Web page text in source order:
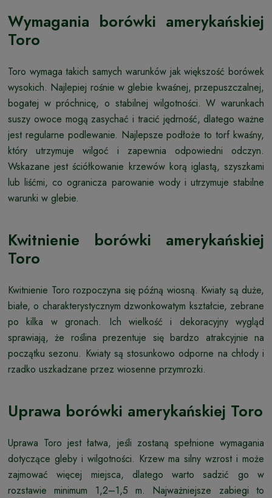
Wymagania borówki amerykańskiej
Toro
Toro wymaga takich samych warunków jak większość borówek
wysokich. Najlepiej rośnie w glebie kwaśnej, przepuszczalnej,
bogatej w próchnicę, o stabilnej wilgotności. W warunkach
suszy owoce mogą zasychać i tracić jędrność, dlatego ważne
jest regularne podlewanie. Najlepsze podłoże to torf kwaśny,
który utrzymuje wilgoć i zapewnia odpowiedni odczyn.
Wskazane jest ściółkowanie krzewów korą iglastą, szyszkami
lub liśćmi, co ogranicza parowanie wody i utrzymuje stabilne
warunki w glebie.
Kwitnienie borówki amerykańskiej
Toro
Kwitnienie Toro rozpoczyna się późną wiosną. Kwiaty są duże,
białe, o charakterystycznym dzwonkowatym kształcie, zebrane
po kilka w gronach. Ich wielkość i dekoracyjny wygląd
sprawiają, że roślina prezentuje się bardzo atrakcyjnie na
początku sezonu. Kwiaty są stosunkowo odporne na chłody i
rzadko uszkadzane przez wiosenne przymrozki.
Uprawa borówki amerykańskiej Toro
Uprawa Toro jest łatwa, jeśli zostaną spełnione wymagania
dotyczące gleby i wilgotności. Krzew ma silny wzrost i może
zajmować więcej miejsca, dlatego warto sadzić go w
rozstawie minimum 1,2–1,5 m. Najważniejsze zabiegi to